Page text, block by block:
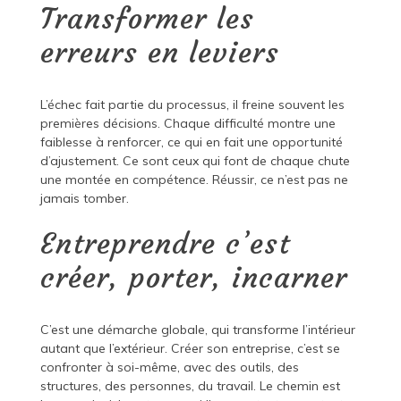
Transformer les
erreurs en leviers
L’échec fait partie du processus, il freine souvent les
premières décisions. Chaque difficulté montre une
faiblesse à renforcer, ce qui en fait une opportunité
d’ajustement. Ce sont ceux qui font de chaque chute
une montée en compétence. Réussir, ce n’est pas ne
jamais tomber.
Entreprendre c’est
créer, porter, incarner
C’est une démarche globale, qui transforme l’intérieur
autant que l’extérieur. Créer son entreprise, c’est se
confronter à soi-même, avec des outils, des
structures, des personnes, du travail. Le chemin est